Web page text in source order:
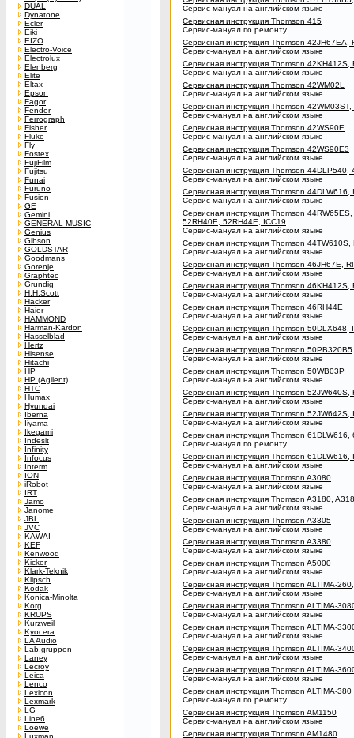
DUAL
Dynatone
Ecler
Eiki
EIZO
Electro-Voice
Electrolux
Elenberg
Elite
Eltax
Epson
Fagor
Fender
Ferrograph
Fisher
Fluke
Fly
Fostex
FujiFilm
Fujitsu
Funai
Furuno
Fusion
GE
Gemini
GENERAL-MUSIC
Genius
Gibson
GOLDSTAR
Goodmans
Gorenje
Graphtec
Grundig
H.H.Scott
Hacker
Haier
HAMMOND
Harman-Kardon
Hasselblad
Hertz
Hisense
Hitachi
HP
HP (Agilent)
HTC
Humax
Hyundai
Iberna
Iiyama
Ikegami
Indesit
Infinity
Infocus
Interm
ION
iRobot
IRT
Jamo
Janome
JBL
JVC
KAWAI
KEF
Kenwood
Kicker
Klark-Teknik
Klipsch
Kodak
Konica-Minolta
Korg
KRUPS
Kurzweil
Kyocera
LA Audio
Lab.gruppen
Laney
Lecroy
Leica
Lenco
Lexicon
Lexmark
LG
Line6
Loewe
Luxman
Сервис-мануал на английском языке
Сервисная инструкция Thomson 415
Сервис-мануал по ремонту
Сервисная инструкция Thomson 42JH67EA,
Сервис-мануал на английском языке
Сервисная инструкция Thomson 42KH412S,
Сервис-мануал на английском языке
Сервисная инструкция Thomson 42WM02L
Сервис-мануал на английском языке
Сервисная инструкция Thomson
Сервис-мануал на английском языке
Сервисная инструкция Thomson 42WS90E
Сервис-мануал на английском языке
Сервисная инструкция Thomson 42WS90E3
Сервис-мануал на английском языке
Сервисная инструкция Thomson
Сервис-мануал на английском языке
Сервисная инструкция Thomson 44DLW616,
Сервис-мануал на английском языке
Сервисная инструкция Thomson
52RH40E, 52RH44E, ICC19
Сервис-мануал на английском языке
Сервисная инструкция Thomson 44TW610S,
Сервис-мануал на английском языке
Сервисная инструкция Thomson 46JH67E,
Сервис-мануал на английском языке
Сервисная инструкция Thomson 46KH412S,
Сервис-мануал на английском языке
Сервисная инструкция Thomson 46RH44E
Сервис-мануал на английском языке
Сервисная инструкция Thomson 50DLX648,
Сервис-мануал на английском языке
Сервисная инструкция Thomson 50PB320B5
Сервис-мануал на английском языке
Сервисная инструкция Thomson 50WB03P
Сервис-мануал на английском языке
Сервисная инструкция Thomson 52JW640S,
Сервис-мануал на английском языке
Сервисная инструкция Thomson 52JW642S,
Сервис-мануал на английском языке
Сервисная инструкция Thomson 61DLW616,
Сервис-мануал по ремонту
Сервисная инструкция Thomson 61DLW616,
Сервис-мануал на английском языке
Сервисная инструкция Thomson A3080
Сервис-мануал на английском языке
Сервисная инструкция Thomson A3180,
Сервис-мануал на английском языке
Сервисная инструкция Thomson A3305
Сервис-мануал на английском языке
Сервисная инструкция Thomson A3380
Сервис-мануал на английском языке
Сервисная инструкция Thomson A5000
Сервис-мануал на английском языке
Сервисная инструкция Thomson ALTIMA-
Сервис-мануал на английском языке
Сервисная инструкция Thomson ALTIMA-
Сервис-мануал на английском языке
Сервисная инструкция Thomson ALTIMA-
Сервис-мануал на английском языке
Сервисная инструкция Thomson ALTIMA-
Сервис-мануал на английском языке
Сервисная инструкция Thomson ALTIMA-
Сервис-мануал на английском языке
Сервисная инструкция Thomson ALTIMA-380
Сервис-мануал по ремонту
Сервисная инструкция Thomson AM1150
Сервис-мануал на английском языке
Сервисная инструкция Thomson AM1480